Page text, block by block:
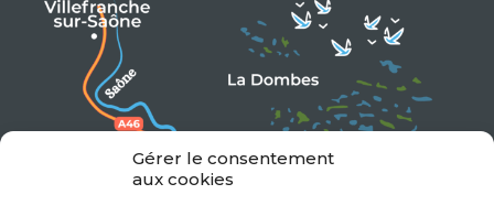
Gérer le consentement
aux cookies